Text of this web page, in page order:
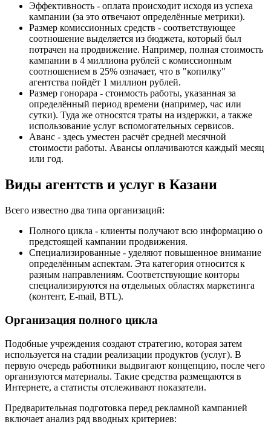
Эффективность - оплата происходит исходя из успеха
кампании (за это отвечают определённые метрики).
Размер комиссионных средств - соответствующее
соотношение выделяется из бюджета, который был
потрачен на продвижение. Например, полная стоимость
кампании в 4 миллиона рублей с комиссионным
соотношением в 25% означает, что в "копилку"
агентства пойдёт 1 миллион рублей.
Размер гонорара - стоимость работы, указанная за
определённый период времени (например, час или
сутки). Туда же относятся траты на издержки, а также
использование услуг вспомогательных сервисов.
Аванс - здесь уместен расчёт средней месячной
стоимости работы. Авансы оплачиваются каждый месяц
или год.
Виды агентств и услуг в Казани
Всего известно два типа организаций:
Полного цикла - клиенты получают всю информацию о
предстоящей кампании продвижения.
Специализированные - уделяют повышенное внимание
определённым аспектам. Эта категория относится к
разным направлениям. Соответствующие конторы
специализируются на отдельных областях маркетинга
(контент, E-mail, BTL).
Организация полного цикла
Подобные учреждения создают стратегию, которая затем
используется на стадии реализации продуктов (услуг). В
первую очередь работники выдвигают концепцию, после чего
организуются материалы. Такие средства размещаются в
Интернете, а статисты отслеживают показатели.
Предварительная подготовка перед рекламной кампанией
включает анализ ряд вводных критериев: